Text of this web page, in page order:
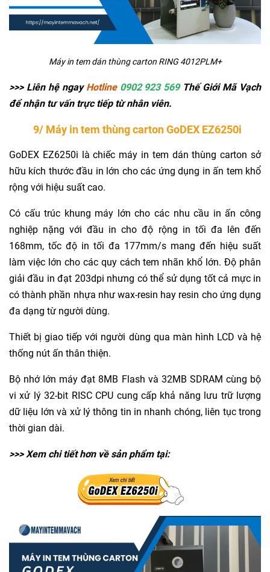
Máy in tem dán thùng carton RING 4012PLM+
>>> Liên hệ ngay Hotline 0902 923 569Thế Giới Mã Vạch
để nhận tư vấn trực tiếp từ nhân viên.
9/ Máy in tem thùng carton GoDEX EZ6250i
GoDEX EZ6250i là chiếc máy in tem dán thùng carton sở
hữu kích thước đầu in lớn cho các ứng dụng in ấn tem khổ
rộng với hiệu suất cao.
Có cấu trúc khung máy lớn cho các nhu cầu in ấn công
nghiệp nặng với đầu in cho độ rộng in tối đa lên đến
168mm, tốc độ in tối đa 177mm/s mang đến hiệu suất
làm việc lớn cho các quy cách tem nhãn khổ lớn. Độ phân
giải đầu in đạt 203dpi nhưng có thể sử dụng tốt cả mực in
có thành phần nhựa như wax-resin hay resin cho ứng dụng
đa dạng từ người dùng.
Thiết bị giao tiếp với người dùng qua màn hình LCD và hệ
thống nút ấn thân thiện.
Bộ nhớ lớn máy đạt 8MB Flash và 32MB SDRAM cùng bộ
vi xử lý 32-bit RISC CPU cung cấp khả năng lưu trữ lượng
dữ liệu lớn và xử lý thông tin in nhanh chóng, liên tục trong
thời gian dài.
>>> Xem chi tiết hơn về sản phẩm tại: